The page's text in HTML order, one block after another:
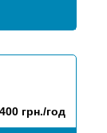
грн./год